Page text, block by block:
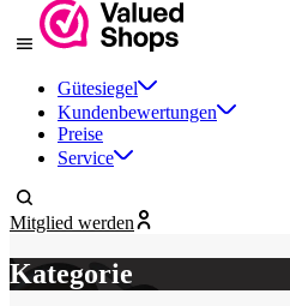
Gütesiegel
Kundenbewertungen
Preise
Service
Mitglied werden
Kategorie